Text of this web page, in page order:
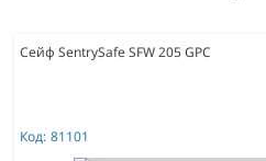
Сейф SentrySafe SFW 205 GPC
Код: 81101